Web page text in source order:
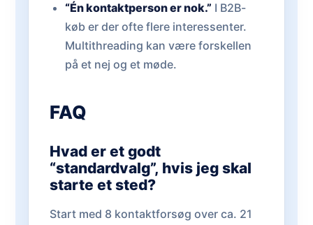
“Én kontaktperson er nok.” I B2B-
køb er der ofte flere interessenter.
Multithreading kan være forskellen
på et nej og et møde.
FAQ
Hvad er et godt
“standardvalg”, hvis jeg skal
starte et sted?
Start med 8 kontaktforsøg over ca. 21